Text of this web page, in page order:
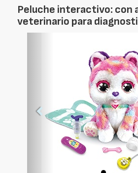
Peluche interactivo: con
veterinario para